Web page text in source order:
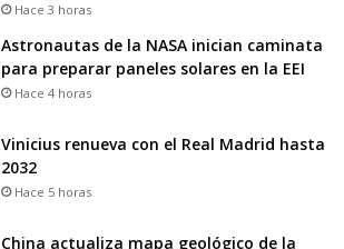
Hace 3 horas
Astronautas de la NASA inician caminata
para preparar paneles solares en la EEI
Hace 4 horas
Vinicius renueva con el Real Madrid hasta
2032
Hace 5 horas
China actualiza mapa geológico de la